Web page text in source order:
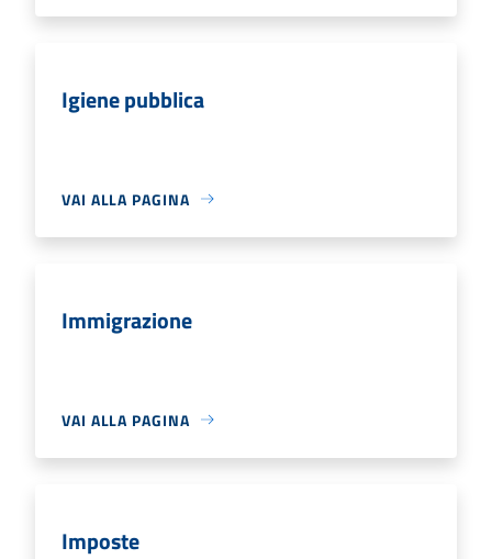
Igiene pubblica
VAI ALLA PAGINA
Immigrazione
VAI ALLA PAGINA
Imposte